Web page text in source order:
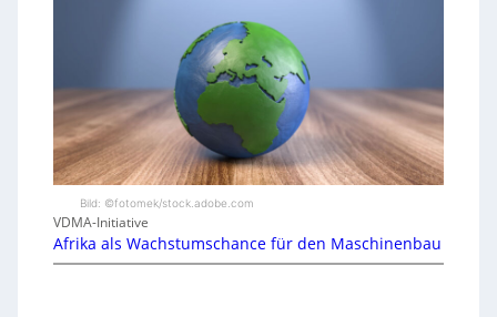
Bild: ©fotomek/stock.adobe.com
VDMA-Initiative
Afrika als Wachstumschance für den Maschinenbau